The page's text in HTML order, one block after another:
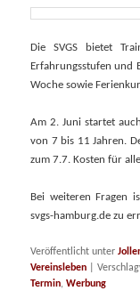
Die SVGS bietet
Erfahrungsstufen und
Woche sowie
Am 2. Juni startet
von 7 bis 11 Jahren.
zum 7.7. Kosten für
Bei weiteren Fragen
svgs-hamburg.de zu
Veröffentlicht unter
Vereinsleben
|
Termin,Werbung